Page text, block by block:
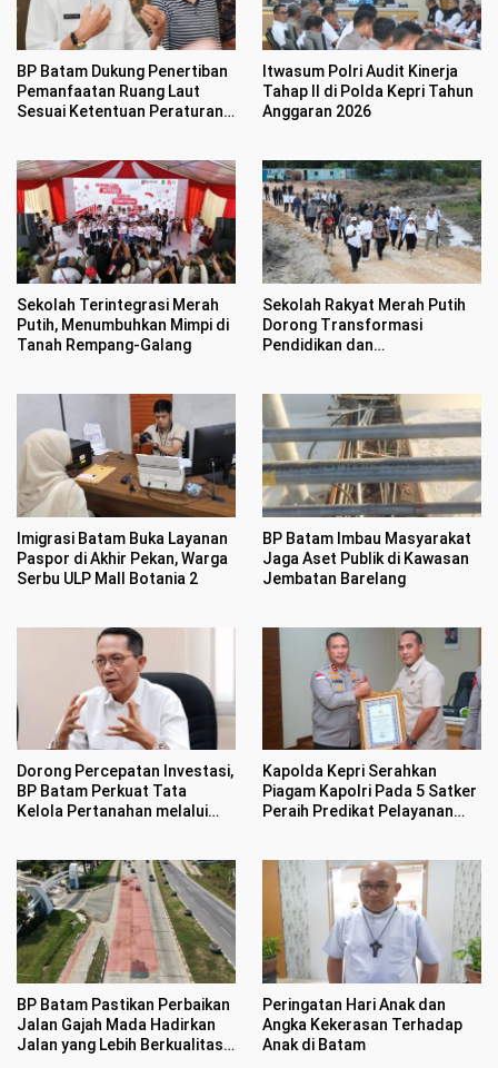
BP Batam Dukung Penertiban
Pemanfaatan Ruang Laut
Sesuai Ketentuan Peraturan
Itwasum Polri Audit Kinerja
Tahap II di Polda Kepri Tahun
Anggaran 2026
Sekolah Terintegrasi Merah
Putih, Menumbuhkan Mimpi di
Tanah Rempang-Galang
Sekolah Rakyat Merah Putih
Dorong Transformasi
Pendidikan dan
Imigrasi Batam Buka Layanan
Paspor di Akhir Pekan, Warga
Serbu ULP Mall Botania 2
BP Batam Imbau Masyarakat
Jaga Aset Publik di Kawasan
Jembatan Barelang
Dorong Percepatan Investasi,
BP Batam Perkuat Tata
Kelola Pertanahan melalui
Kapolda Kepri Serahkan
Piagam Kapolri Pada 5 Satker
Peraih Predikat Pelayanan
BP Batam Pastikan Perbaikan
Jalan Gajah Mada Hadirkan
Jalan yang Lebih Berkualitas
Peringatan Hari Anak dan
Angka Kekerasan Terhadap
Anak di Batam